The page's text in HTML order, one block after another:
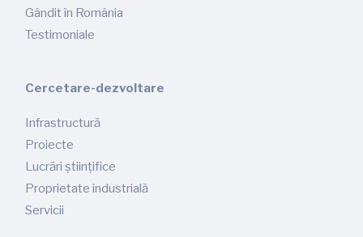
Gândit în România
Testimoniale
Cercetare-dezvoltare
Infrastructură
Proiecte
Lucrări științifice
Proprietate industrială
Servicii